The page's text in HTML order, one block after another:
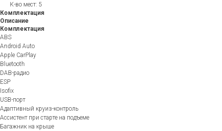
К-во мест: 5
Комплектация
Описание
Комплектация
ABS
Android Auto
Apple CarPlay
Bluetooth
DAB-радио
ESP
Isofix
USB-порт
Адаптивный круиз-контроль
Ассистент при старте на подъеме
Багажник на крыше